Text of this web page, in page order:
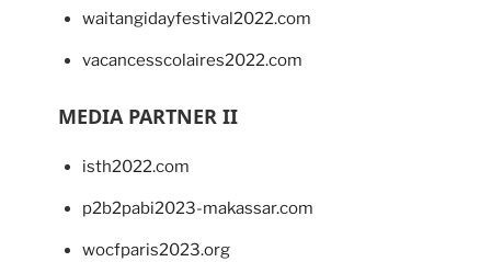
waitangidayfestival2022.com
vacancesscolaires2022.com
MEDIA PARTNER II
isth2022.com
p2b2pabi2023-makassar.com
wocfparis2023.org